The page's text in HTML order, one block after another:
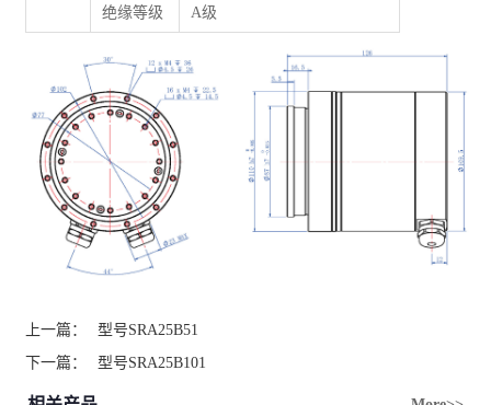
绝缘等级 A级
上一篇：
型号SRA25B51
下一篇：
型号SRA25B101